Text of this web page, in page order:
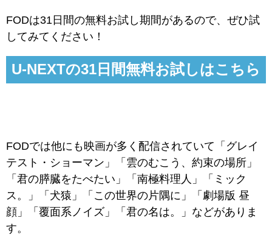
FODは31日間の無料お試し期間があるので、ぜひ試
してみてください！
U-NEXTの31日間無料お試しはこちら
FODでは他にも映画が多く配信されていて「グレイ
テスト・ショーマン」「雲のむこう、約束の場所」
「君の膵臓をたべたい」「南極料理人」「ミック
ス。」「犬猿」「この世界の片隅に」「劇場版 昼
顔」「覆面系ノイズ」「君の名は。」などがありま
す。